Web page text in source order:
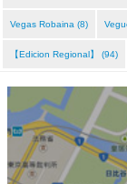
Vegas Robaina (8)
【Edicion Regional】 (94)